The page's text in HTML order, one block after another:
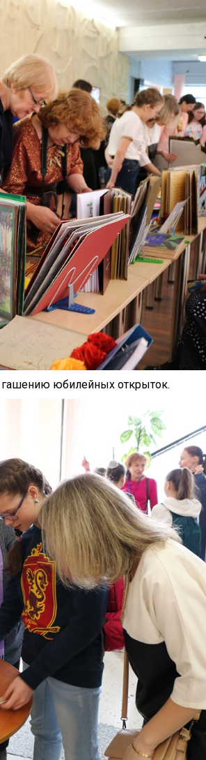
гашению юбилейных открыток.